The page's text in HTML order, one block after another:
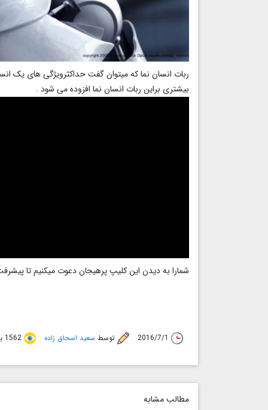
ربات انسان نما که میتوان گفت حداکثرویژگی های یک
بیشتری براین ربات انسان نما افزوده می شود .
شمارا به دیدن این کلیپ پرهیجان دعوت میکنیم تا
2016/7/1 توسط سعید اسحاق زاده 1562 بازدید
مطالب مشابه